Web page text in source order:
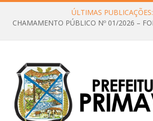
ÚLTIMAS PUBLICAÇÕES: